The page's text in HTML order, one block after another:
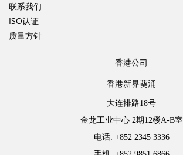
联系我们
ISO认证
质量方针
香港公司
香港新界葵涌
大连排路18号
金龙工业中心 2期12楼A-B室
电话: +852 2345 3336